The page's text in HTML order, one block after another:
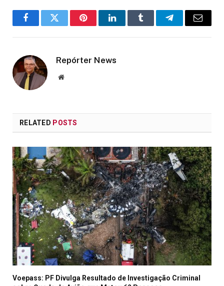
FacebookTwitter PinterestLinkedInTumblr TelegramEmail
Repórter News
Website
RELATED POSTS
Voepass: PF Divulga Resultado de Investigação Criminal